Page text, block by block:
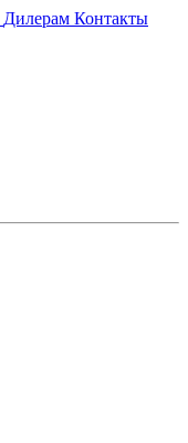
Дилерам Контакты